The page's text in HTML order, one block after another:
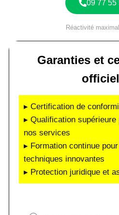
09 77 55
Réactivité
Garanties et
▸ Certification de
▸ Qualification supérieure
nos services
▸ Formation continue
techniques innovantes
▸ Protection juridique et